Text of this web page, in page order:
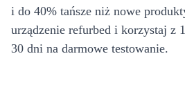
i do 40% tańsze niż nowe
urządzenie refurbed i korzystaj z
30 dni na darmowe testowanie.